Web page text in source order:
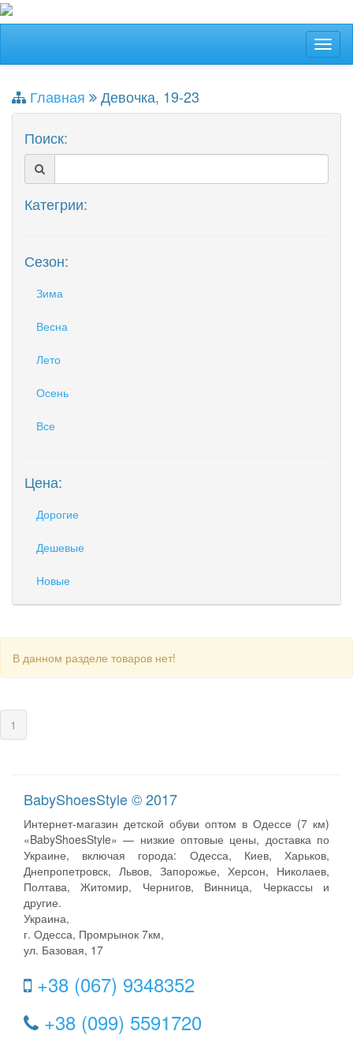
Главная
Девочка, 19-23
Поиск:
Категрии:
Сезон:
Зима
Весна
Лето
Осень
Все
Цена:
Дорогие
Дешевые
Новые
В данном разделе товаров нет!
1
BabyShoesStyle © 2017
Интернет-магазин детской обуви оптом в Одессе (7 км)
«BabyShoesStyle» — низкие оптовые цены, доставка по
Украине, включая города: Одесса, Киев, Харьков,
Днепропетровск, Львов, Запорожье, Херсон, Николаев,
Полтава, Житомир, Чернигов, Винница, Черкассы и
другие.
Украина,
г. Одесса, Промрынок 7км,
ул. Базовая, 17
+38 (067) 9348352
+38 (099) 5591720